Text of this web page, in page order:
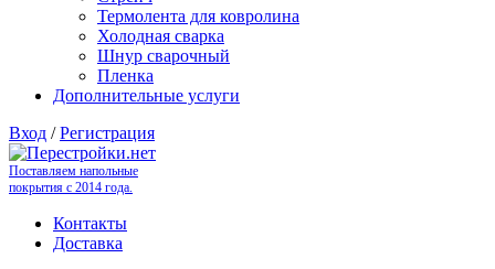
Термолента для ковролина
Холодная сварка
Шнур сварочный
Пленка
Дополнительные услуги
Вход /Регистрация
Поставляем напольные
покрытия с 2014 года.
Контакты
Доставка